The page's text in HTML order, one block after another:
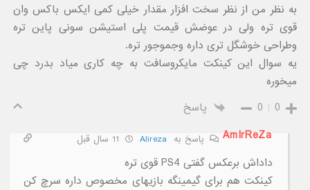
به نظر من از نظر سخت افزار مقدار خیلی کمی ایکس باکس وان
قوی تره ولی در عوضش قیمت پلی استیشن سونی پاین تره
وطراحی خوشگل تری داره وجموجور تره.
یه سوال این کینکت مایکروسافت به چه کاری میاد بدرد چی
میخوره
0
0
پاسخ
AmIrReZa
پاسخ به Alireza
داداش برعکس گفتی PS4 قوی تره
کینکت هم برای گیمینگه بازیهای مخصوص داره سرچ کن